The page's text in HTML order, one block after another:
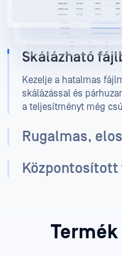
Skálázható
Kezelje a hatalmas
skálázással és
a teljesítményt még
Rugalmas,
Központosított